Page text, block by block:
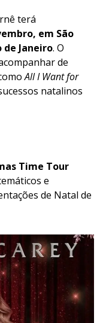
terá
em São
de Janeiro. O
de
All I Want for
natalinos
Time Tour
e
de Natal de